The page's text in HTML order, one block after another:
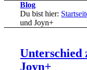
Blog
Du bist hier:
und Joyn+
Unterschied
Joyn+